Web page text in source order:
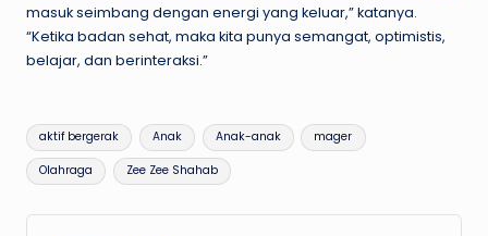
masuk seimbang dengan energi yang keluar,” katanya.
“Ketika badan sehat, maka kita punya semangat, optimistis,
belajar, dan berinteraksi.”
Tags:
aktif bergerak Anak Anak-anak mager
Olahraga Zee Zee Shahab